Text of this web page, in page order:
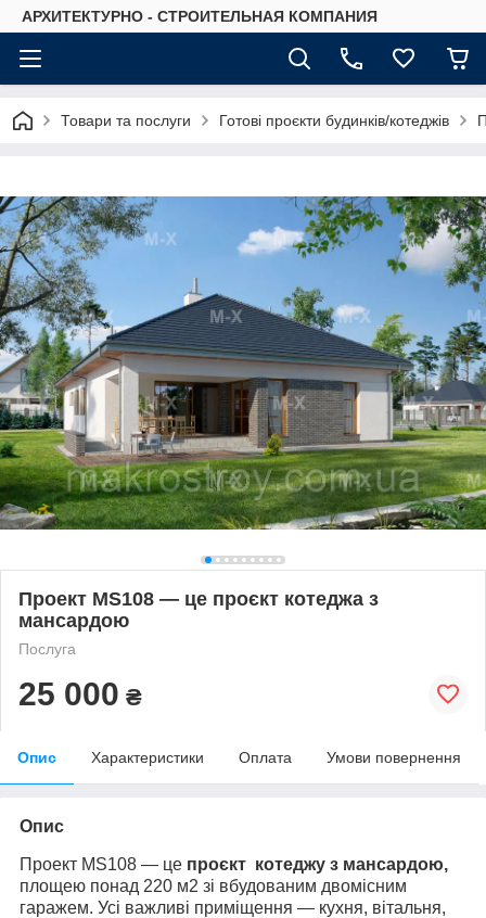
АРХИТЕКТУРНО - СТРОИТЕЛЬНАЯ КОМПАНИЯ
Товари та послуги Готові проєкти будинків/котеджів
Проект МS108 — це проєкт котеджа з
мансардою
Послуга
25 000 ₴
Опис Характеристики Оплата Умови повернення
Опис
Проект МS108 — це проєкт котеджу з мансардою,
площею понад 220 м2 зі вбудованим двомісним
гаражем. Усі важливі приміщення — кухня, вітальня,